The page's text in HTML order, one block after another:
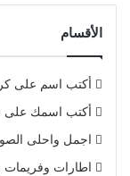
الأقسام
أكتب اسم على
أكتب اسمك على
اجمل واحلى
اطارات وفريمات